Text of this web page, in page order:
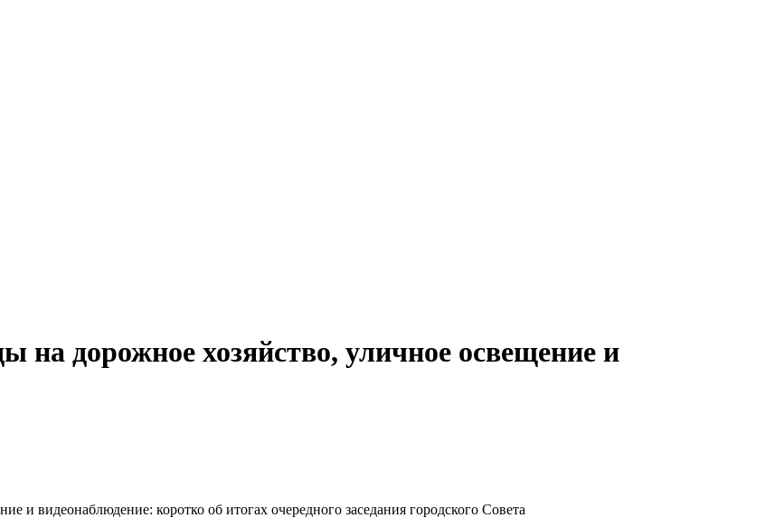
на дорожное хозяйство, уличное освещение и
и видеонаблюдение: коротко об итогах очередного заседания городского Совета